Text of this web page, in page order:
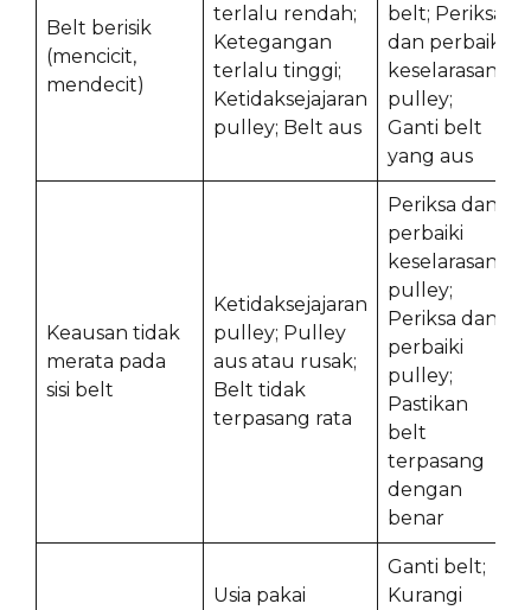
Belt berisik
(mencicit,
mendecit)
terlalu rendah;
Ketegangan
terlalu tinggi;
Ketidaksejajaran
pulley; Belt aus
belt; Periksa
dan perbaiki
keselarasan
pulley;
Ganti belt
yang aus
Keausan tidak
merata pada
sisi belt
Ketidaksejajaran
pulley; Pulley
aus atau rusak;
Belt tidak
terpasang rata
Periksa dan
perbaiki
keselarasan
pulley;
Periksa dan
perbaiki
pulley;
Pastikan
belt
terpasang
dengan
benar
Usia pakai
Ganti belt;
Kurangi